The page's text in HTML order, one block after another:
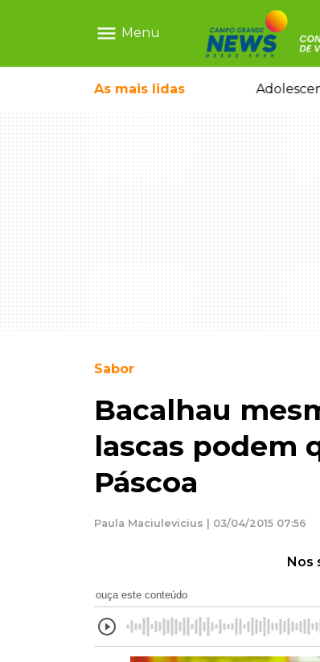
menu Menu
As mais lidas
ganhar dia oficial em MS
Sabor
Bacalhau
lascas podem
Páscoa
Paula Maciulevicius | 03/04/2015 07:56
Nos
ouça este conteúdo